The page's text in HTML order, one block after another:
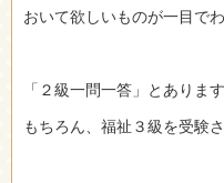
おいて欲しいものが一目で
「２級一問一答」とあります
もちろん、福祉３級を受験